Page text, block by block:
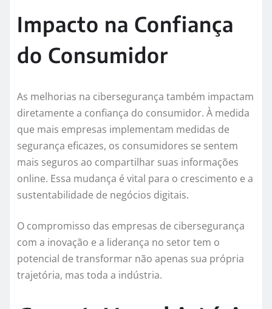
Impacto na Confiança
do Consumidor
As melhorias na cibersegurança também impactam
diretamente a confiança do consumidor. À medida
que mais empresas implementam medidas de
segurança eficazes, os consumidores se sentem
mais seguros ao compartilhar suas informações
online. Essa mudança é vital para o crescimento e a
sustentabilidade de negócios digitais.
O compromisso das empresas de cibersegurança
com a inovação e a liderança no setor tem o
potencial de transformar não apenas sua própria
trajetória, mas toda a indústria.